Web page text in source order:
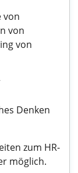
von
von
von
Denken
zum HR-
möglich.